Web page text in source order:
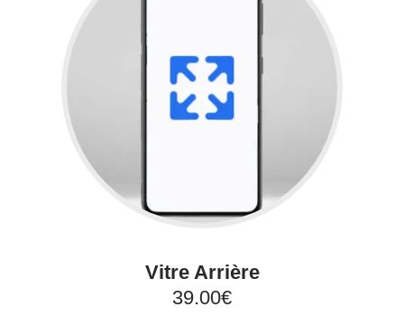
Vitre Arrière
39.00€